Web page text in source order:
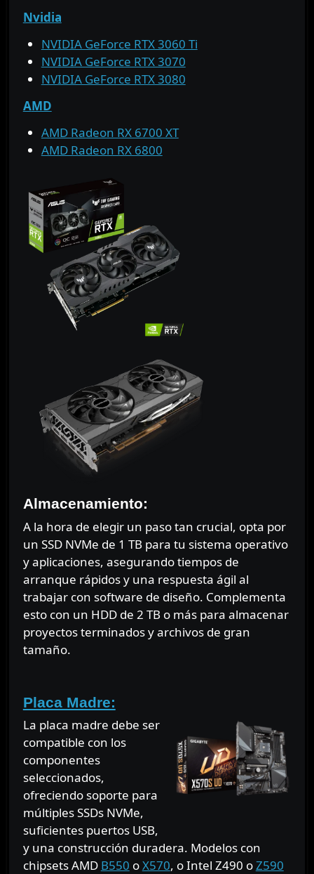
Nvidia
NVIDIA GeForce RTX 3060 Ti
NVIDIA GeForce RTX 3070
NVIDIA GeForce RTX 3080
AMD
AMD Radeon RX 6700 XT
AMD Radeon RX 6800
Almacenamiento:
A la hora de elegir un paso tan crucial, opta por
un SSD NVMe de 1 TB para tu sistema operativo
y aplicaciones, asegurando tiempos de
arranque rápidos y una respuesta ágil al
trabajar con software de diseño. Complementa
esto con un HDD de 2 TB o más para almacenar
proyectos terminados y archivos de gran
tamaño.
Placa Madre:
La placa madre debe ser
compatible con los
componentes
seleccionados,
ofreciendo soporte para
múltiples SSDs NVMe,
suficientes puertos USB,
y una construcción duradera. Modelos con
chipsets AMD B550 oX570, o Intel Z490 oZ590